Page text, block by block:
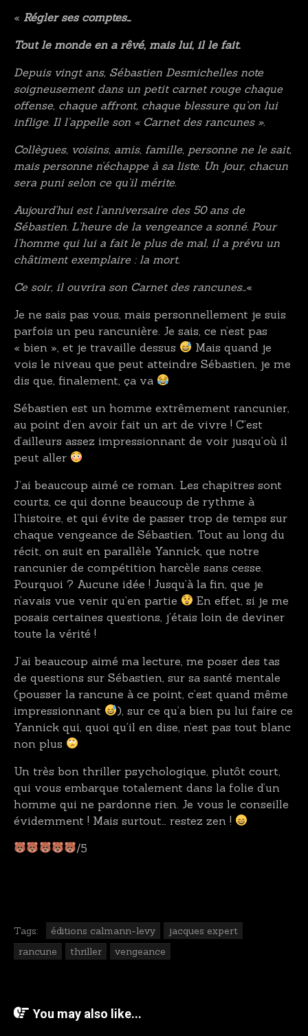
« Régler ses comptes…
Tout le monde en a rêvé, mais lui, il le fait.
Depuis vingt ans, Sébastien Desmichelles note
soigneusement dans un petit carnet rouge chaque
offense, chaque affront, chaque blessure qu’on lui
inflige. Il l’appelle son « Carnet des rancunes ».
Collègues, voisins, amis, famille, personne ne le sait,
mais personne n’échappe à sa liste. Un jour, chacun
sera puni selon ce qu’il mérite.
Aujourd’hui est l’anniversaire des 50 ans de
Sébastien. L’heure de la vengeance a sonné. Pour
l’homme qui lui a fait le plus de mal, il a prévu un
châtiment exemplaire : la mort.
Ce soir, il ouvrira son Carnet des rancunes…«
Je ne sais pas vous, mais personnellement je suis
parfois un peu rancunière. Je sais, ce n’est pas
« bien », et je travaille dessus
Mais quand je
vois le niveau que peut atteindre Sébastien, je me
dis que, finalement, ça va
Sébastien est un homme extrêmement rancunier,
au point d’en avoir fait un art de vivre ! C’est
d’ailleurs assez impressionnant de voir jusqu’où il
peut aller
J’ai beaucoup aimé ce roman. Les chapitres sont
courts, ce qui donne beaucoup de rythme à
l’histoire, et qui évite de passer trop de temps sur
chaque vengeance de Sébastien. Tout au long du
récit, on suit en parallèle Yannick, que notre
rancunier de compétition harcèle sans cesse.
Pourquoi ? Aucune idée ! Jusqu’à la fin, que je
n’avais vue venir qu’en partie
En effet, si je me
posais certaines questions, j’étais loin de deviner
toute la vérité !
J’ai beaucoup aimé ma lecture, me poser des tas
de questions sur Sébastien, sur sa santé mentale
(pousser la rancune à ce point, c’est quand même
impressionnant
), sur ce qu’a bien pu lui faire ce
Yannick qui, quoi qu’il en dise, n’est pas tout blanc
non plus
Un très bon thriller psychologique, plutôt court,
qui vous embarque totalement dans la folie d’un
homme qui ne pardonne rien. Je vous le conseille
évidemment ! Mais surtout… restez zen !
/5
Tags: éditions calmann-levy
jacques expert
rancune
thriller vengeance
You may also like...